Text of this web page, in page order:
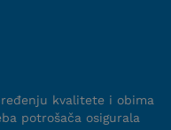
kvalitete i obima
potrošača osigurala